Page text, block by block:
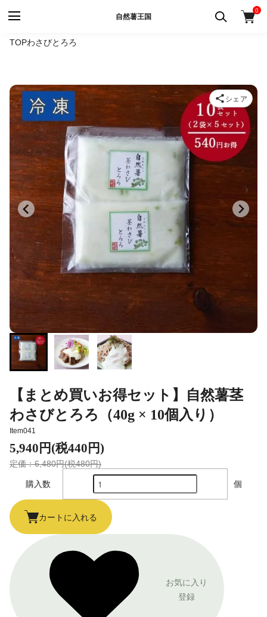
自然薯王国
0
TOPわさびとろろ
【まとめ買いお得セット】自然薯茎
わさびとろろ（40g × 10個入り）
Item041
5,940円(税440円)
定価：6,480円(税480円)
購入数 個
カートに入れる
お気に入り
登録
シェア